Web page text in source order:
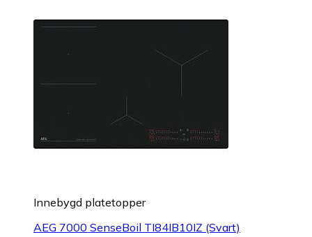
Innebygd platetopper
AEG 7000 SenseBoil TI84IB10IZ (Svart)